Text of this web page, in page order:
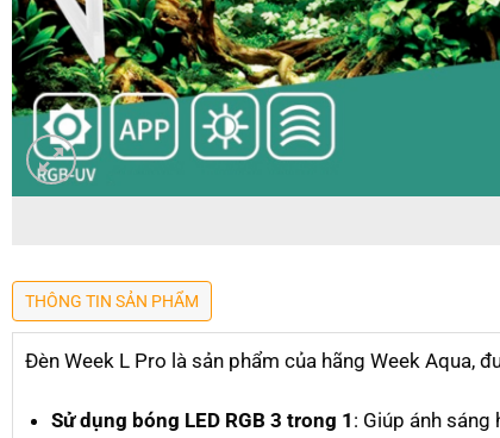
THÔNG TIN SẢN PHẨM
Đèn Week L Pro là sản phẩm của hãng Week Aqua,
Sử dụng bóng LED RGB 3 trong 1 : Giúp ánh